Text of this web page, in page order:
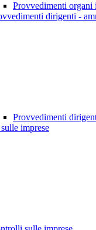
Provvedimenti
dirigenti -
Provvedimenti
imprese